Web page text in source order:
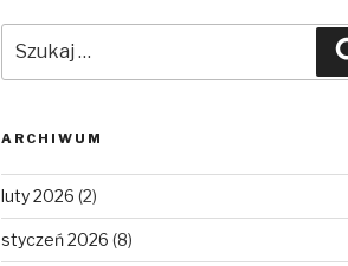
ARCHIWUM
luty 2026 (2)
styczeń 2026 (8)